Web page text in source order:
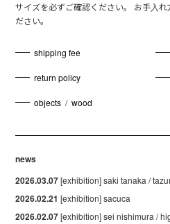
サイズを必ずご確認ください。 お手入
ださい。
shipping fee
return policy
objects / wood
news
2026.03.07[exhibition] saki tanaka /
2026.02.21 [exhibition] sacuca
2026.02.07[exhibition] sei nishimura /